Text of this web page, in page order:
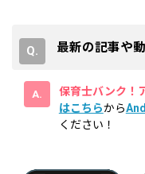
最新の記事や
保育士バンク！
はこちらから
ください！